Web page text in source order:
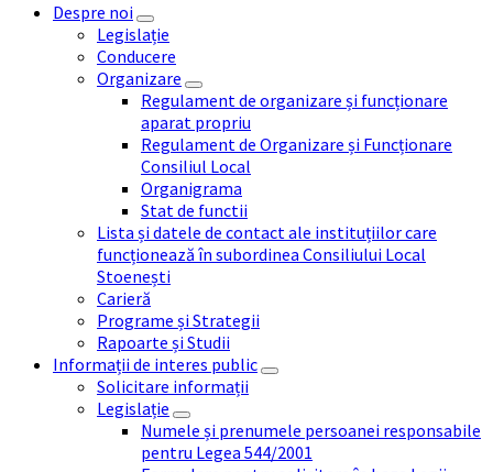
Despre noi
Legislație
Conducere
Organizare
Regulament de organizare și funcționare
aparat propriu
Regulament de Organizare și Funcționare
Consiliul Local
Organigrama
Stat de functii
Lista și datele de contact ale instituțiilor care
funcționează în subordinea Consiliului Local
Stoenești
Carieră
Programe și Strategii
Rapoarte și Studii
Informații de interes public
Solicitare informații
Legislație
Numele și prenumele persoanei responsabile
pentru Legea 544/2001